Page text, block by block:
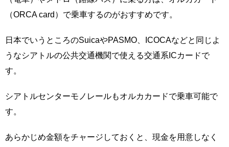
（ORCA card）で乗車するのがおすすめです。
日本でいうところのSuicaやPASMO、ICOCAなどと同じよ
うなシアトルの公共交通機関で使える交通系ICカードで
す。
シアトルセンターモノレールもオルカカードで乗車可能で
す。
あらかじめ金額をチャージしておくと、現金を用意しなく